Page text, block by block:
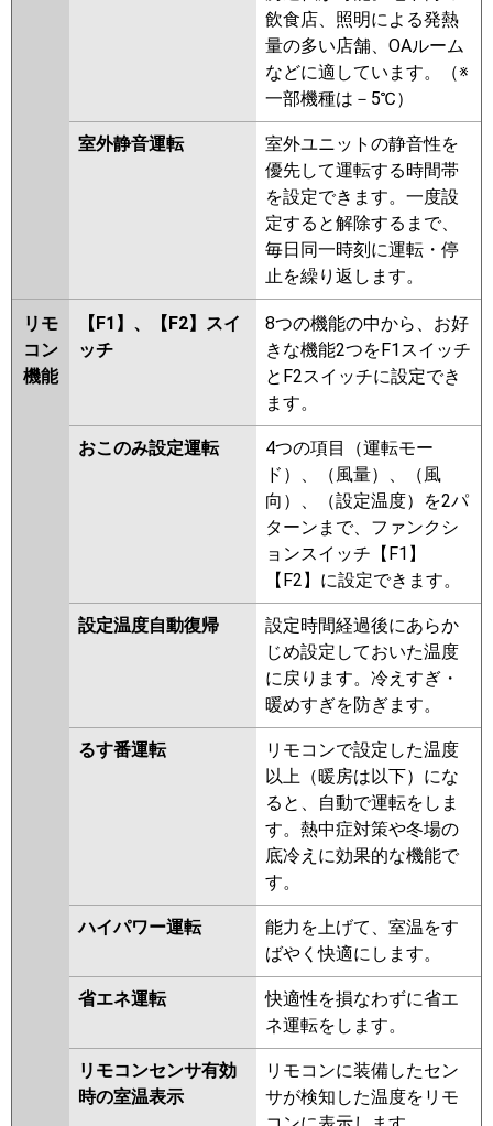
P80F6SGN PA-P80F6SG
飲食店、照明による発熱
量の多い店舗、OAルーム
などに適しています。（※
一部機種は－5℃）
室外静音運転
室外ユニットの静音性を
優先して運転する時間帯
を設定できます。一度設
定すると解除するまで、
毎日同一時刻に運転・停
止を繰り返します。
リモ
コン
機能
【F1】、【F2】スイ
ッチ
8つの機能の中から、お好
きな機能2つをF1スイッチ
とF2スイッチに設定でき
ます。
おこのみ設定運転
4つの項目（運転モー
ド）、（風量）、（風
向）、（設定温度）を2パ
ターンまで、ファンクシ
ョンスイッチ【F1】
【F2】に設定できます。
設定温度自動復帰
設定時間経過後にあらか
じめ設定しておいた温度
に戻ります。冷えすぎ・
暖めすぎを防ぎます。
るす番運転
リモコンで設定した温度
以上（暖房は以下）にな
ると、自動で運転をしま
す。熱中症対策や冬場の
底冷えに効果的な機能で
す。
ハイパワー運転
能力を上げて、室温をす
ばやく快適にします。
省エネ運転
快適性を損なわずに省エ
ネ運転をします。
リモコンセンサ有効
時の室温表示
リモコンに装備したセン
サが検知した温度をリモ